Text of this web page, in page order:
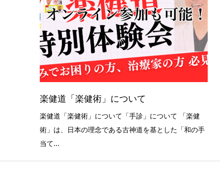
楽健道「楽健術」について
楽健道「楽健術」について「手診」について 「楽健
術」は、日本の理念である古神道を基とした「和の手
当て...